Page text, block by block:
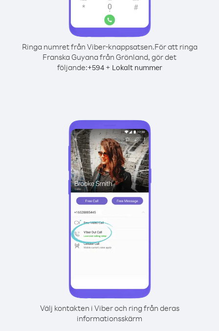
Ringa numret från Viber-knappsatsen.För att ringa
Franska Guyana från Grönland, gör det
följande:+594+ Lokalt nummer
Välj kontakten i Viber och ring från deras
informationsskärm